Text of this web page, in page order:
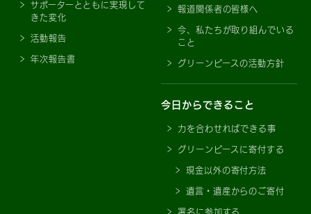
サポーターとともに実現して
きた変化
活動報告
年次報告書
報道関係者の皆様へ
今、私たちが取り組んでいる
こと
グリーンピースの活動方針
今日からできること
力を合わせればできる事
グリーンピースに寄付する
現金以外の寄付方法
遺言・遺産からのご寄付
署名に参加する